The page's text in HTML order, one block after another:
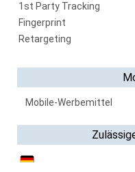
1st Party Tracking
Fingerprint
Retargeting
Mobile-Werbemittel